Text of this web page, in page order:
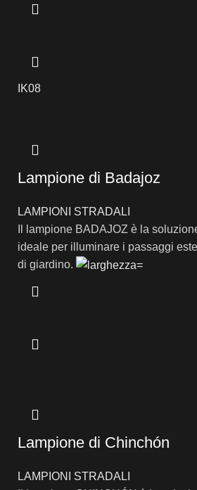
IK08
Lampione di Badajoz
LAMPIONI STRADALI
Il lampione BADAJOZ è la
ideale per illuminare i passaggi
di giardino.
Lampione di Chinchón
LAMPIONI STRADALI